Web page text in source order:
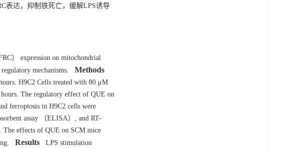
表达，抑制铁死亡，缓解LPS诱导
） expression on mitochondrial
mechanisms.
Methods
H9C2 Cells treated with 80 μM
The regulatory effect of QUE on
ferroptosis in H9C2 cells were
assay （ELISA）, and RT-
The effects of QUE on SCM mice
Results LPS stimulation